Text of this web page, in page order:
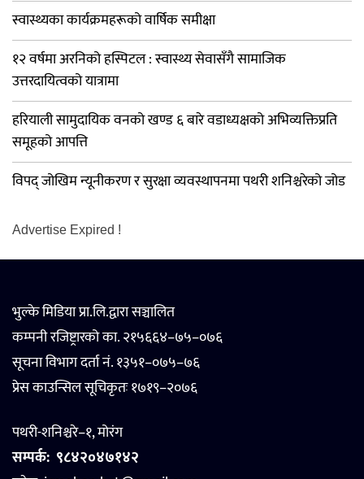
स्वास्थ्यका कार्यक्रमहरूको वार्षिक समीक्षा
१२ वर्षमा अरनिको हस्पिटल : स्वास्थ्य सेवासँगै सामाजिक
उत्तरदायित्वको यात्रामा
हरियाली सामुदायिक वनको खण्ड ६ बारे वडाध्यक्षको अभिव्यक्तिप्रति
समूहको आपत्ति
विपद् जोखिम न्यूनीकरण र सुरक्षा व्यवस्थापनमा पथरी शनिश्चरेको जोड
Advertise Expired !
भुल्के मिडिया प्रा.लि.द्वारा सञ्चालित
कम्पनी रजिष्ट्रारको का. २१५६६४–७५–०७६
सूचना विभाग दर्ता नं. १३५१–०७५–७६
प्रेस काउन्सिल सूचिकृतः १७१९–२०७६
पथरी-शनिश्चरे–१, मोरंग
सम्पर्क: ९८४२०४७१४२